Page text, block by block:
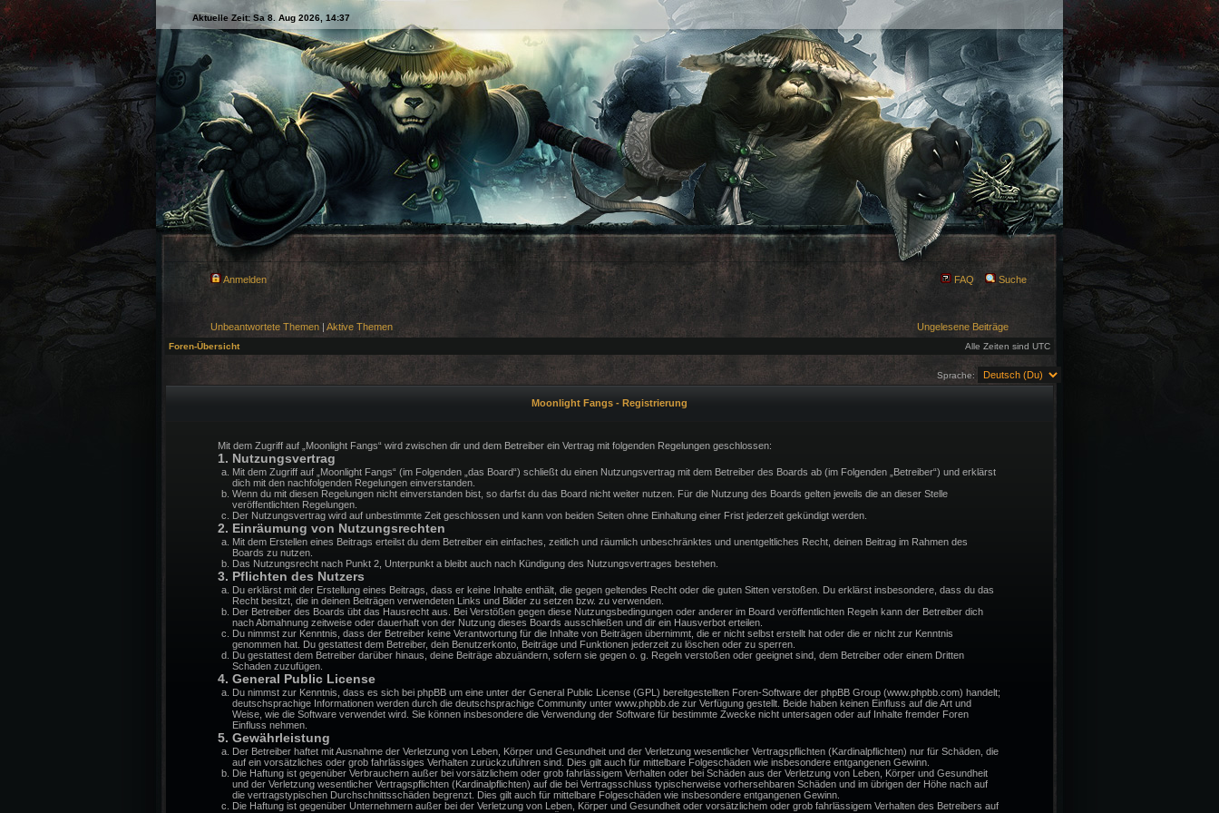
Aktuelle Zeit: Sa 8. Aug 2026, 14:37
Anmelden FAQ Suche
Unbeantwortete Themen | Aktive Themen Ungelesene Beiträge
Foren-Übersicht Alle Zeiten sind UTC
Sprache:
Moonlight Fangs - Registrierung
Mit dem Zugriff auf „Moonlight Fangs“ wird zwischen dir und dem Betreiber ein Vertrag mit folgenden Regelungen geschlossen:
1. Nutzungsvertrag
Mit dem Zugriff auf „Moonlight Fangs“ (im Folgenden „das Board“) schließt du einen Nutzungsvertrag mit dem Betreiber des Boards ab (im Folgenden „Betreiber“) und erklärst
dich mit den nachfolgenden Regelungen einverstanden.
Wenn du mit diesen Regelungen nicht einverstanden bist, so darfst du das Board nicht weiter nutzen. Für die Nutzung des Boards gelten jeweils die an dieser Stelle
veröffentlichten Regelungen.
Der Nutzungsvertrag wird auf unbestimmte Zeit geschlossen und kann von beiden Seiten ohne Einhaltung einer Frist jederzeit gekündigt werden.
2. Einräumung von Nutzungsrechten
Mit dem Erstellen eines Beitrags erteilst du dem Betreiber ein einfaches, zeitlich und räumlich unbeschränktes und unentgeltliches Recht, deinen Beitrag im Rahmen des
Boards zu nutzen.
Das Nutzungsrecht nach Punkt 2, Unterpunkt a bleibt auch nach Kündigung des Nutzungsvertrages bestehen.
3. Pflichten des Nutzers
Du erklärst mit der Erstellung eines Beitrags, dass er keine Inhalte enthält, die gegen geltendes Recht oder die guten Sitten verstoßen. Du erklärst insbesondere, dass du das
Recht besitzt, die in deinen Beiträgen verwendeten Links und Bilder zu setzen bzw. zu verwenden.
Der Betreiber des Boards übt das Hausrecht aus. Bei Verstößen gegen diese Nutzungsbedingungen oder anderer im Board veröffentlichten Regeln kann der Betreiber dich
nach Abmahnung zeitweise oder dauerhaft von der Nutzung dieses Boards ausschließen und dir ein Hausverbot erteilen.
Du nimmst zur Kenntnis, dass der Betreiber keine Verantwortung für die Inhalte von Beiträgen übernimmt, die er nicht selbst erstellt hat oder die er nicht zur Kenntnis
genommen hat. Du gestattest dem Betreiber, dein Benutzerkonto, Beiträge und Funktionen jederzeit zu löschen oder zu sperren.
Du gestattest dem Betreiber darüber hinaus, deine Beiträge abzuändern, sofern sie gegen o. g. Regeln verstoßen oder geeignet sind, dem Betreiber oder einem Dritten
Schaden zuzufügen.
4. General Public License
Du nimmst zur Kenntnis, dass es sich bei phpBB um eine unter der General Public License (GPL) bereitgestellten Foren-Software der phpBB Group (www.phpbb.com) handelt;
deutschsprachige Informationen werden durch die deutschsprachige Community unter www.phpbb.de zur Verfügung gestellt. Beide haben keinen Einfluss auf die Art und
Weise, wie die Software verwendet wird. Sie können insbesondere die Verwendung der Software für bestimmte Zwecke nicht untersagen oder auf Inhalte fremder Foren
Einfluss nehmen.
5. Gewährleistung
Der Betreiber haftet mit Ausnahme der Verletzung von Leben, Körper und Gesundheit und der Verletzung wesentlicher Vertragspflichten (Kardinalpflichten) nur für Schäden, die
auf ein vorsätzliches oder grob fahrlässiges Verhalten zurückzuführen sind. Dies gilt auch für mittelbare Folgeschäden wie insbesondere entgangenen Gewinn.
Die Haftung ist gegenüber Verbrauchern außer bei vorsätzlichem oder grob fahrlässigem Verhalten oder bei Schäden aus der Verletzung von Leben, Körper und Gesundheit
und der Verletzung wesentlicher Vertragspflichten (Kardinalpflichten) auf die bei Vertragsschluss typischerweise vorhersehbaren Schäden und im übrigen der Höhe nach auf
die vertragstypischen Durchschnittsschäden begrenzt. Dies gilt auch für mittelbare Folgeschäden wie insbesondere entgangenen Gewinn.
Die Haftung ist gegenüber Unternehmern außer bei der Verletzung von Leben, Körper und Gesundheit oder vorsätzlichem oder grob fahrlässigem Verhalten des Betreibers auf